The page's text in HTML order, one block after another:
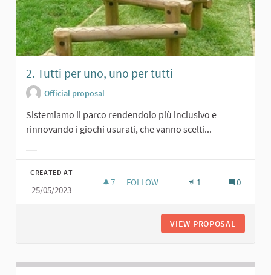
2. Tutti per uno, uno per tutti
Official proposal
Sistemiamo il parco rendendolo più inclusivo e
rinnovando i giochi usurati, che vanno scelti...
CREATED AT
25/05/2023
7 7 FOLLOWERS
FOLLOW 1 0
VIEW PROPOSAL